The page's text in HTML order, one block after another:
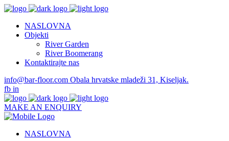
NASLOVNA
Objekti
River Garden
River Boomerang
Kontaktirajte nas
info@bar-floor.com Obala hrvatske mladeži 31, Kiseljak.
fb in
MAKE AN ENQUIRY
NASLOVNA